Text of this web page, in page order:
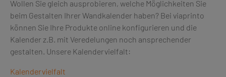
Wollen Sie gleich ausprobieren, welche Möglichkeiten Sie
beim Gestalten Ihrer Wandkalender haben? Bei viaprinto
können Sie Ihre Produkte online konfigurieren und die
Kalender z.B. mit Veredelungen noch ansprechender
gestalten. Unsere Kalendervielfalt:
Kalendervielfalt